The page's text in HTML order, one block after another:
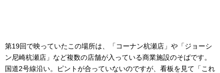
第19回で映っていたこの場所は、「コーナン杭瀬店」や「ジョーシ
ン尼崎杭瀬店」など複数の店舗が入っている商業施設のそばです。
国道2号線沿い。ピントが合っていないのですが、看板を見て「これ